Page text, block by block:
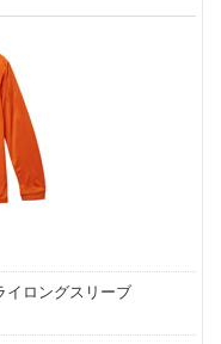
イロングスリーブ